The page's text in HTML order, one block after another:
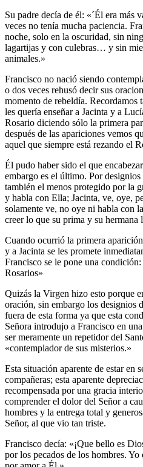
Su padre decía de él: «´Él era más
veces no tenía mucha paciencia.
noche, solo en la oscuridad, sin
lagartijas y con culebras… y sin
animales.»
Francisco no nació siendo
o dos veces rehusó decir sus
momento de rebeldía. Recordamos
les quería enseñar a Jacinta y a
Rosario diciendo sólo la primera
después de las apariciones vemos
aquel que siempre está rezando el
Él pudo haber sido el que
embargo es el último. Por
también el menos protegido por la
y habla con Ella; Jacinta, ve, oye,
solamente ve, no oye ni habla con
creer lo que su prima y su hermana
Cuando ocurrió la primera
y a Jacinta se les promete
Francisco se le pone una
Rosarios»
Quizás la Virgen hizo esto porque
oración, sin embargo los designios
fuera de esta forma ya que esta
Señora introdujo a Francisco en
ser meramente un repetidor del
«contemplador de sus misterios.»
Esta situación aparente de estar en
compañeras; esta aparente
recompensada por una gracia
comprender el dolor del Señor a
hombres y la entrega total y
Señor, al que vio tan triste.
Francisco decía: «¡Que bello es
por los pecados de los hombres.